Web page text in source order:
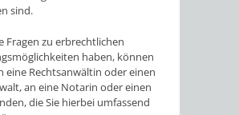
sind.
Fragen zu erbrechtlichen
haben, können
eine Rechtsanwältin oder einen
an eine Notarin oder einen
die Sie hierbei umfassend